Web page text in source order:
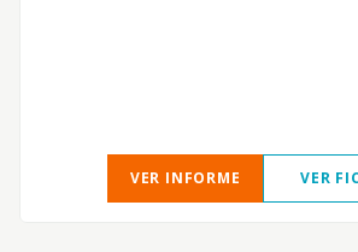
VER INFORME VER